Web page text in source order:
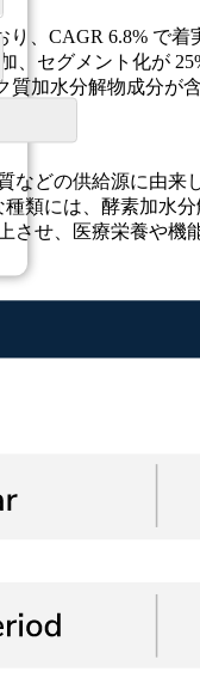
、CAGR 6.8% で着
セグメント化が
加水分解物成分が
などの供給源に由来
類には、酵素加水
せ、医療栄養や機